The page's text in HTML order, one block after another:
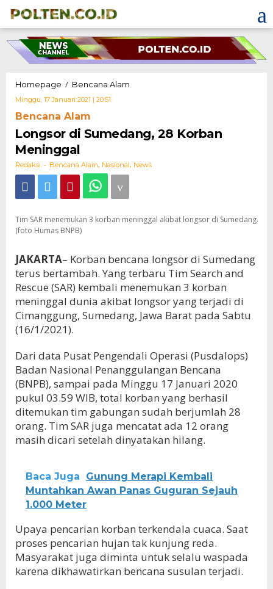
content
Homepage / Bencana Alam
Meninggal
Minggu, 17 Januari 2021 | 20:51
Bencana Alam
Longsor di Sumedang, 28 Korban
Meninggal
Redaksi - Bencana Alam, Nasional, News
Tim SAR menemukan 3 korban meninggal akibat longsor di Sumedang.
(foto Humas BNPB)
JAKARTA– Korban bencana longsor di Sumedang
terus bertambah. Yang terbaru Tim Search and
Rescue (SAR) kembali menemukan 3 korban
meninggal dunia akibat longsor yang terjadi di
Cimanggung, Sumedang, Jawa Barat pada Sabtu
(16/1/2021).
Dari data Pusat Pengendali Operasi (Pusdalops)
Badan Nasional Penanggulangan Bencana
(BNPB), sampai pada Minggu 17 Januari 2020
pukul 03.59 WIB, total korban yang berhasil
ditemukan tim gabungan sudah berjumlah 28
orang. Tim SAR juga mencatat ada 12 orang
masih dicari setelah dinyatakan hilang.
Baca Juga
Gunung Merapi Kembali
Muntahkan Awan Panas Guguran Sejauh
1.000 Meter
Upaya pencarian korban terkendala cuaca. Saat
proses pencarian hujan tak kunjung reda.
Masyarakat juga diminta untuk selalu waspada
karena dikhawatirkan bencana susulan terjadi.